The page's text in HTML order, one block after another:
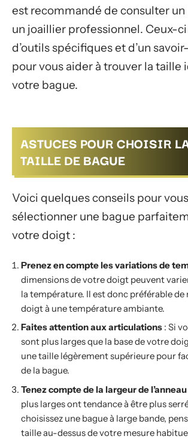
est recommandé de consulter
un joaillier professionnel. Ceux-
d’outils spécifiques et d’un
pour vous aider à trouver la taille
votre bague.
ASTUCES POUR CHOISIR
TAILLE DE BAGUE
Voici quelques conseils pour
sélectionner une bague
votre doigt :
Prenez en compte les variations de
dimensions de votre doigt peuvent
la température. Il est donc préférable
doigt à une température ambiante.
Faites attention aux articulations : Si
sont plus larges que la base de votre
une taille légèrement supérieure pour
de la bague.
Tenez compte de la largeur de l’anneau
plus larges ont tendance à être plus
choisissez une bague à large bande,
taille au-dessus de votre mesure